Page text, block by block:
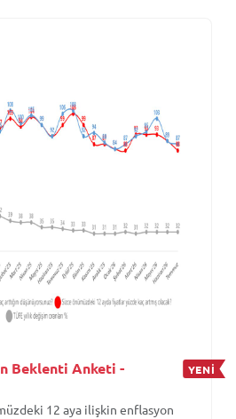
Beklenti Anketi -
YENİ
12 aya ilişkin enflasyon